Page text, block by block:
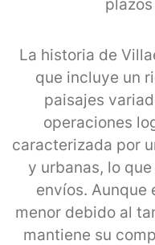
La historia de
que incluye un
paisajes
operaciones
caracterizada por
y urbanas, lo
envíos. Aunque
menor debido al
mantiene su